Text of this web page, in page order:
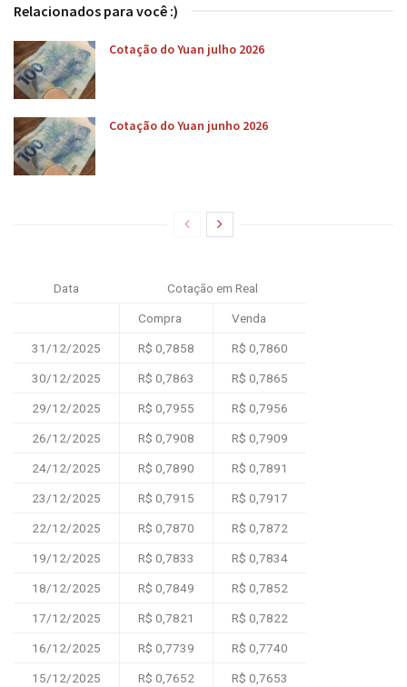
Relacionados para você :)
Cotação do Yuan julho 2026
Cotação do Yuan junho 2026
Data Cotação em Real
Compra Venda
31/12/2025 R$ 0,7858 R$ 0,7860
30/12/2025 R$ 0,7863 R$ 0,7865
29/12/2025 R$ 0,7955 R$ 0,7956
26/12/2025 R$ 0,7908 R$ 0,7909
24/12/2025 R$ 0,7890 R$ 0,7891
23/12/2025 R$ 0,7915 R$ 0,7917
22/12/2025 R$ 0,7870 R$ 0,7872
19/12/2025 R$ 0,7833 R$ 0,7834
18/12/2025 R$ 0,7849 R$ 0,7852
17/12/2025 R$ 0,7821 R$ 0,7822
16/12/2025 R$ 0,7739 R$ 0,7740
15/12/2025 R$ 0,7652 R$ 0,7653